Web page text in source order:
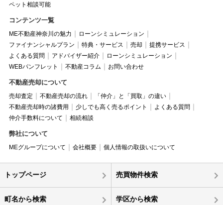
ペット相談可能
コンテンツ一覧
ME不動産神奈川の魅力
ローンシミュレーション
ファイナンシャルプラン
特典・サービス 売却
提携サービス
よくある質問
アドバイザー紹介
ローンシミュレーション
WEBパンフレット
不動産コラム お問い合わせ
不動産売却について
売却査定 不動産売却の流れ
「仲介」と「買取」の違い
不動産売却時の諸費用
少しでも高く売るポイント
よくある質問
仲介手数料について
相続相談
弊社について
MEグループについて 会社概要 個人情報の取扱いについて
トップページ 売買物件検索
町名から検索 学区から検索